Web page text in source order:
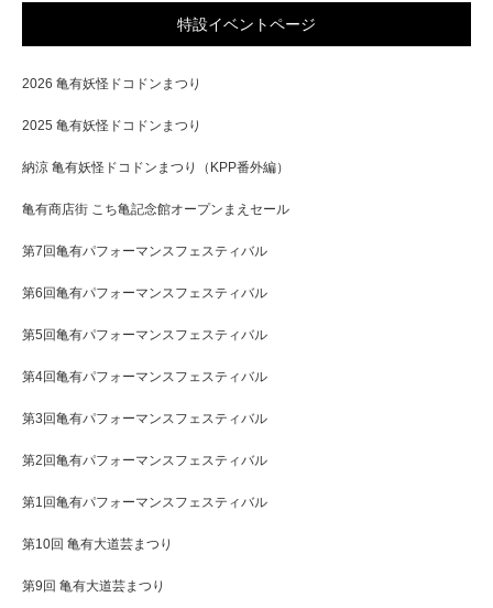
特設イベントページ
2026 亀有妖怪ドコドンまつり
2025 亀有妖怪ドコドンまつり
納涼 亀有妖怪ドコドンまつり（KPP番外編）
亀有商店街 こち亀記念館オープンまえセール
第7回亀有パフォーマンスフェスティバル
第6回亀有パフォーマンスフェスティバル
第5回亀有パフォーマンスフェスティバル
第4回亀有パフォーマンスフェスティバル
第3回亀有パフォーマンスフェスティバル
第2回亀有パフォーマンスフェスティバル
第1回亀有パフォーマンスフェスティバル
第10回 亀有大道芸まつり
第9回 亀有大道芸まつり